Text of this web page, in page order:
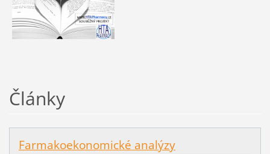
Články
Farmakoekonomické analýzy